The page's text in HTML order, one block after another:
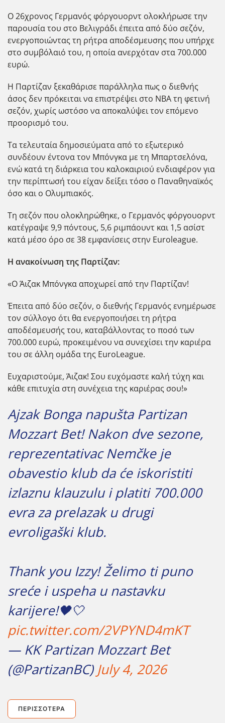
Ο 26χρονος Γερμανός φόργουορντ ολοκλήρωσε την
παρουσία του στο Βελιγράδι έπειτα από δύο σεζόν,
ενεργοποιώντας τη ρήτρα αποδέσμευσης που υπήρχε
στο συμβόλαιό του, η οποία ανερχόταν στα 700.000
ευρώ.
Η Παρτίζαν ξεκαθάρισε παράλληλα πως ο διεθνής
άσος δεν πρόκειται να επιστρέψει στο ΝΒΑ τη φετινή
σεζόν, χωρίς ωστόσο να αποκαλύψει τον επόμενο
προορισμό του.
Τα τελευταία δημοσιεύματα από το εξωτερικό
συνδέουν έντονα τον Μπόνγκα με τη Μπαρτσελόνα,
ενώ κατά τη διάρκεια του καλοκαιριού ενδιαφέρον για
την περίπτωσή του είχαν δείξει τόσο ο Παναθηναϊκός
όσο και ο Ολυμπιακός.
Τη σεζόν που ολοκληρώθηκε, ο Γερμανός φόργουορντ
κατέγραψε 9,9 πόντους, 5,6 ριμπάουντ και 1,5 ασίστ
κατά μέσο όρο σε 38 εμφανίσεις στην Euroleague.
Η ανακοίνωση της Παρτίζαν:
«Ο Άιζακ Μπόνγκα αποχωρεί από την Παρτίζαν!
Έπειτα από δύο σεζόν, ο διεθνής Γερμανός ενημέρωσε
τον σύλλογο ότι θα ενεργοποιήσει τη ρήτρα
αποδέσμευσής του, καταβάλλοντας το ποσό των
700.000 ευρώ, προκειμένου να συνεχίσει την καριέρα
του σε άλλη ομάδα της EuroLeague.
Ευχαριστούμε, Άιζακ! Σου ευχόμαστε καλή τύχη και
κάθε επιτυχία στη συνέχεια της καριέρας σου!»
Ajzak Bonga napušta Partizan
Mozzart Bet! Nakon dve sezone,
reprezentativac Nemčke je
obavestio klub da će iskoristiti
izlaznu klauzulu i platiti 700.000
evra za prelazak u drugi
evroligaški klub.
Thank you Izzy! Želimo ti puno
sreće i uspeha u nastavku
karijere!🖤🤍
pic.twitter.com/2VPYND4mKT
— KK Partizan Mozzart Bet
(@PartizanBC) July 4, 2026
ΠΕΡΙΣΣΌΤΕΡΑ